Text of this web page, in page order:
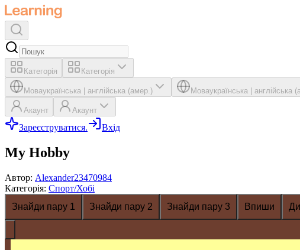
Категорія Категорія
Моваукраїнська англійська (амер.) Моваукраїнська англійська
Акаунт Акаунт
Зареєструватися. Вхід
My Hobby
Автор: Alexander23470984
Категорія: Спорт/Хобі
Знайди пару 1
Знайди пару 2 Знайди пару 3 Впиши